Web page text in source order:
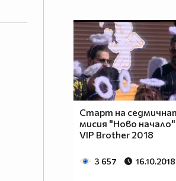
Старт на
мисия "Ново
VIP Brother 2018
3 657 16.10.2018